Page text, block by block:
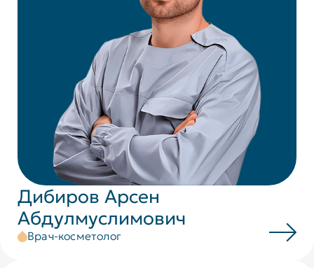
Дибиров Арсен
Абдулмуслимович
Врач-косметолог